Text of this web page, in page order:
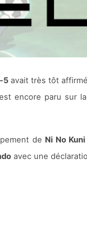
5 avait très tôt
encore paru sur
de Ni No
avec une